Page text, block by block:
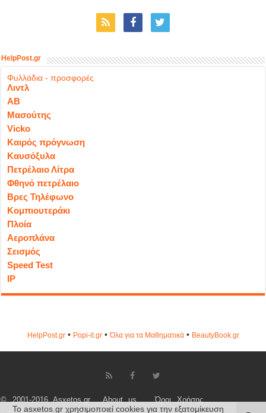
HelpPost.gr
Φυλλάδια - προσφορές
Λιντλ
ΑΒ
Μασούτης
Vicko
Καιρός πρόγνωση
Καυσόξυλα
Πετρέλαιο Λίτρα
Φθηνό πετρέλαιο
Βρες Τηλέφωνο
Κομπιουτεράκι
Πλοία
Αεροπλάνα
Σεισμός
Speed Test
IP
HelpPost.gr• Popi-it.gr•Όλα για τα Μαθηματικά• ΒeautyΒook.gr
© 2001-2016 Asxetos.gr About us
Όροι Χρήσης
Το asxetos.gr χρησιμοποιεί cookies για την εξατομίκευση